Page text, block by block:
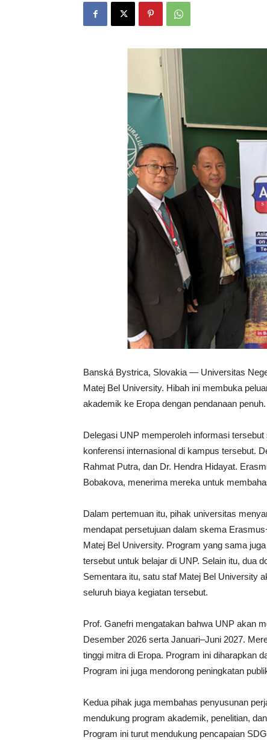
Banská Bystrica, Slovakia — Universitas
Matej Bel University. Hibah ini membuka
akademik ke Eropa dengan pendanaan penuh.
Delegasi UNP memperoleh informasi
konferensi internasional di kampus tersebut.
Rahmat Putra, dan Dr. Hendra Hidayat.
Bobakova, menerima mereka untuk
Dalam pertemuan itu, pihak universitas
mendapat persetujuan dalam skema
Matej Bel University. Program yang sama
tersebut untuk belajar di UNP. Selain itu, dua
Sementara itu, satu staf Matej Bel University
seluruh biaya kegiatan tersebut.
Prof. Ganefri mengatakan bahwa UNP akan
Desember 2026 serta Januari–Juni 2027.
tinggi mitra di Eropa. Program ini diharapkan
Program ini juga mendorong peningkatan
Kedua pihak juga membahas penyusunan
mendukung program akademik, penelitian,
Program ini turut mendukung pencapaian